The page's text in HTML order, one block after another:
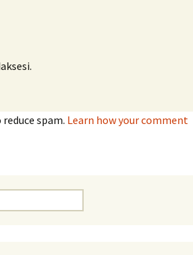
spam. Learn how your comment